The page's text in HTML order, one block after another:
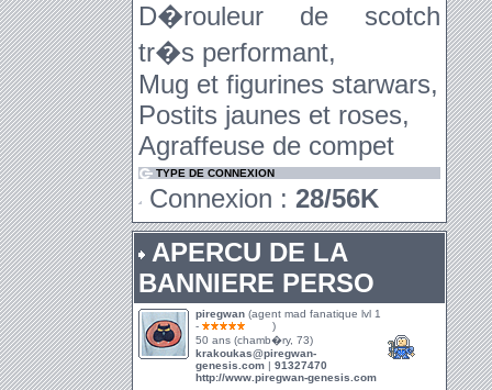
D�rouleur de scotch
tr�s performant,
Mug et figurines starwars,
Postits jaunes et roses,
Agraffeuse de compet
TYPE DE CONNEXION
Connexion : 28/56K
APERCU DE LA
BANNIERE PERSO
piregwan (agent mad fanatique lvl 1
-
)
50 ans (chamb�ry, 73)
krakoukas@piregwan-
genesis.com | 91327470
http://www.piregwan-genesis.com